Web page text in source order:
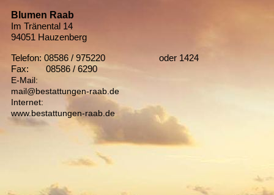
Blumen Raab
Im Tränental 14
94051 Hauzenberg
Telefon: 08586 / 975220 oder 1424
Fax: 08586 / 6290
E-Mail:
mail@bestattungen-raab.de
Internet:
www.bestattungen-raab.de